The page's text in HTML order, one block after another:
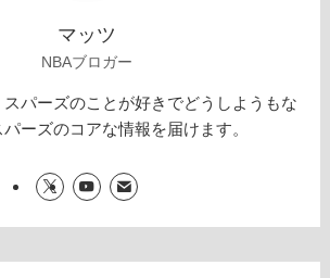
マッツ
NBAブロガー
パーズのことが好きでどうしようもな
ーズのコアな情報を届けます。